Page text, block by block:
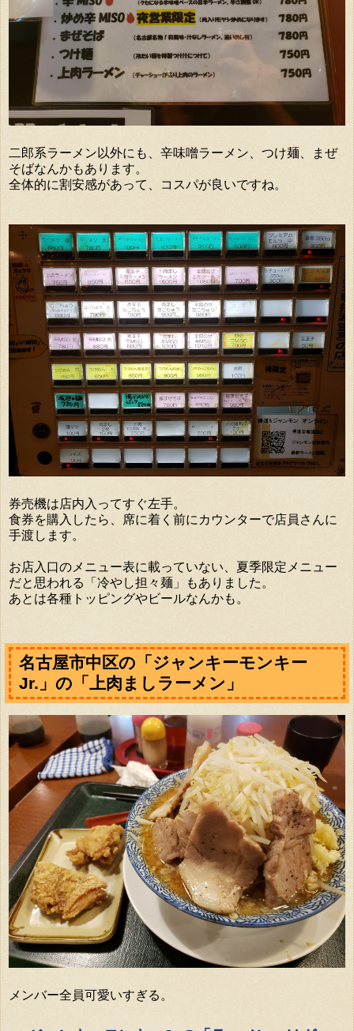
二郎系ラーメン以外にも、辛味噌ラーメン、つけ麺、まぜ
そばなんかもあります。
全体的に割安感があって、コスパが良いですね。
券売機は店内入ってすぐ左手。
食券を購入したら、席に着く前にカウンターで店員さんに
手渡します。
お店入口のメニュー表に載っていない、夏季限定メニュー
だと思われる「冷やし担々麺」もありました。
あとは各種トッピングやビールなんかも。
名古屋市中区の「ジャンキーモンキー
Jr.」の「上肉ましラーメン」
メンバー全員可愛いすぎる。